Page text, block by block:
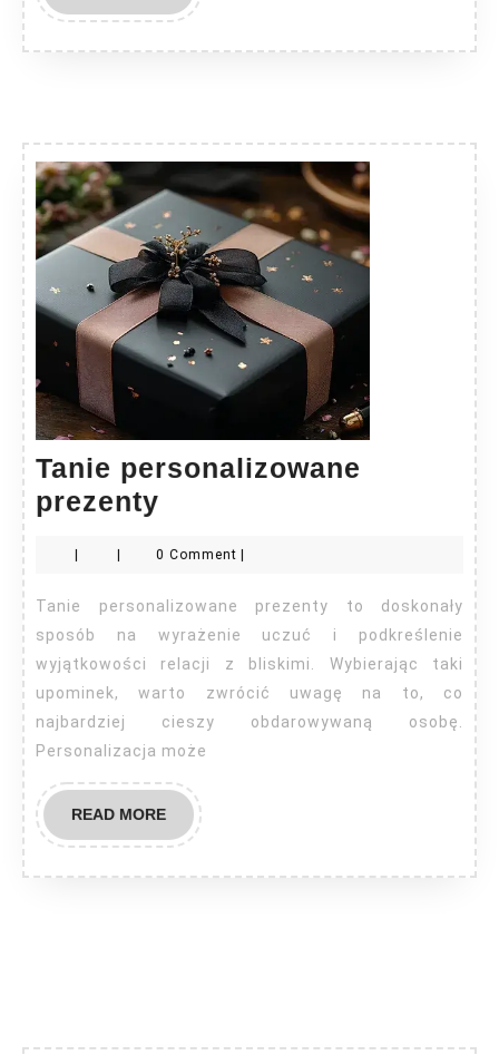
MORE
Tanie personalizowane
prezenty
prezenty
0 Comment
Tanie personalizowane prezenty to doskonały
sposób na wyrażenie uczuć i podkreślenie
wyjątkowości relacji z bliskimi. Wybierając taki
upominek, warto zwrócić uwagę na to, co
najbardziej cieszy obdarowywaną osobę.
Personalizacja może
READ MOREREAD
MORE